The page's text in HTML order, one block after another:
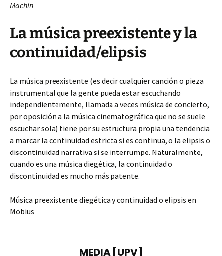
Machin
La música preexistente y la
continuidad/elipsis
La música preexistente (es decir cualquier canción o pieza
instrumental que la gente pueda estar escuchando
independientemente, llamada a veces música de concierto,
por oposición a la música cinematográfica que no se suele
escuchar sola) tiene por su estructura propia una tendencia
a marcar la continuidad estricta si es continua, o la elipsis o
discontinuidad narrativa si se interrumpe. Naturalmente,
cuando es una música diegética, la continuidad o
discontinuidad es mucho más patente.
Música preexistente diegética y continuidad o elipsis en
Möbius